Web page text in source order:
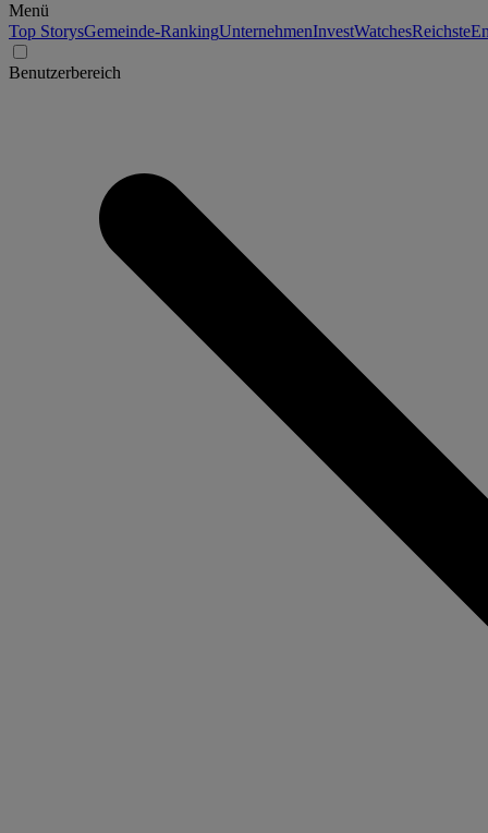
Menü
Top StorysGemeinde-RankingUnternehmenInvestWatchesReichste
Benutzerbereich